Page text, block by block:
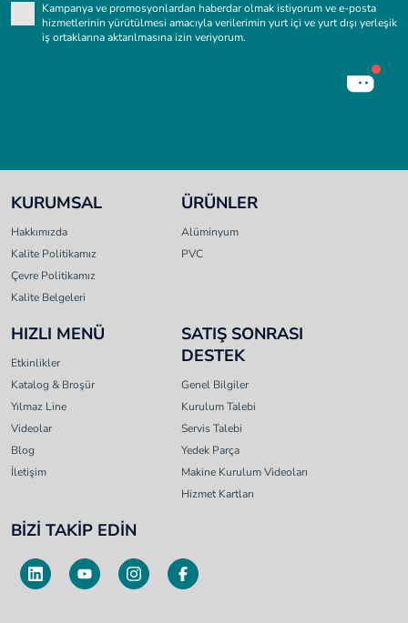
Kampanya ve promosyonlardan haberdar olmak istiyorum ve e-posta
hizmetlerinin yürütülmesi amacıyla verilerimin yurt içi ve yurt dışı yerleşik
iş ortaklarına aktarılmasına izin veriyorum.
KURUMSAL
Hakkımızda
Kalite Politikamız
Çevre Politikamız
Kalite Belgeleri
ÜRÜNLER
Alüminyum
PVC
HIZLI MENÜ
Etkinlikler
Katalog & Broşür
Yılmaz Line
Videolar
Blog
İletişim
SATIŞ SONRASI
DESTEK
Genel Bilgiler
Kurulum Talebi
Servis Talebi
Yedek Parça
Makine Kurulum Videoları
Hizmet Kartları
BİZİ TAKİP EDİN